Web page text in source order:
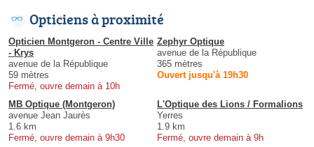
Opticiens à proximité
Opticien Montgeron - Centre Ville
- Krys
avenue de la République
59 mètres
Fermé, ouvre demain à 10h
Zephyr Optique
avenue de la République
365 mètres
Ouvert jusqu'à 19h30
MB Optique (Montgeron)
avenue Jean Jaurès
1.6 km
Fermé, ouvre demain à 9h30
L'Optique des Lions / Formalions
Yerres
1.9 km
Fermé, ouvre demain à 9h